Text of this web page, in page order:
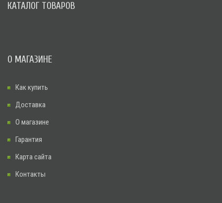
КАТАЛОГ ТОВАРОВ
О МАГАЗИНЕ
Как купить
Доставка
О магазине
Гарантия
Карта сайта
Контакты